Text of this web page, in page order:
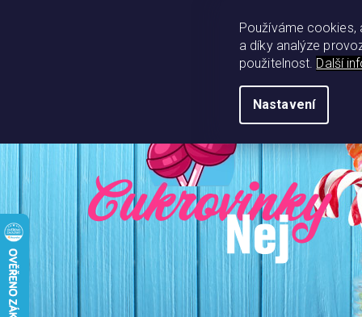
Používáme cookies,
a díky analýze
použitelnost. Další
Nastavení